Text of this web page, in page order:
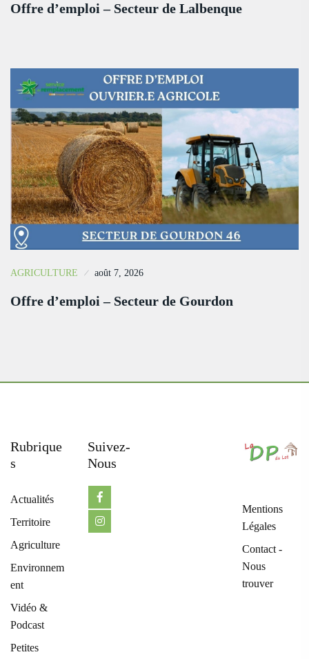
Offre d’emploi – Secteur de Lalbenque
AGRICULTURE août 7, 2026
Offre d’emploi – Secteur de Gourdon
Rubrique
S
Actualités
Territoire
Agriculture
Environnem
ent
Vidéo &
Podcast
Petites
Suivez-
Nous
Mentions
Légales
Contact -
Nous
trouver